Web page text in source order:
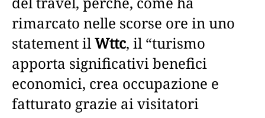
rimarcato nelle scorse ore in uno
statement ilWttc, il “turismo
apporta significativi benefici
economici, crea occupazione e
fatturato grazie ai visitatori